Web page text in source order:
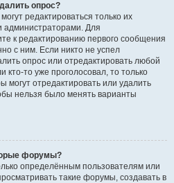
опрос?
редактироваться только их
администраторами. Для
к редактированию первого сообщения
с ним. Если никто не успел
опрос или отредактировать любой
кто-то уже проголосовал, то только
отредактировать или удалить
нельзя было менять варианты
форумы?
определённым пользователям или
такие форумы, создавать в